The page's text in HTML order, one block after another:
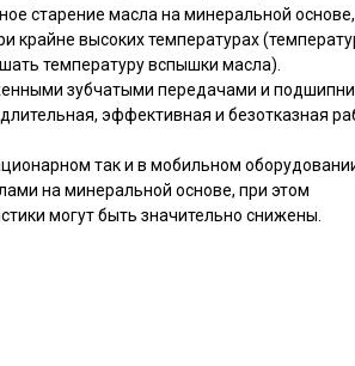
старение масла на минеральной основе,
крайне высоких температурах
температуру вспышки масла).
зубчатыми передачами и
эффективная и безотказная
так и в мобильном
на минеральной основе, при этом
могут быть значительно снижены.